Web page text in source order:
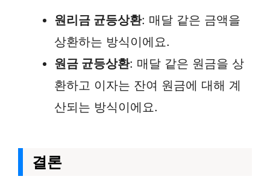
원리금 균등상환: 매달 같은 금액을
상환하는 방식이에요.
원금 균등상환: 매달 같은 원금을 상
환하고 이자는 잔여 원금에 대해 계
산되는 방식이에요.
결론